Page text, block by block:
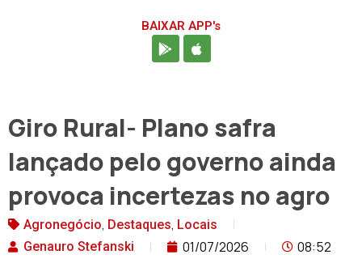
BAIXAR APP's
Giro Rural- Plano safra
lançado pelo governo ainda
provoca incertezas no agro
Agronegócio, Destaques, Locais
Genauro Stefanski
01/07/2026 08:52